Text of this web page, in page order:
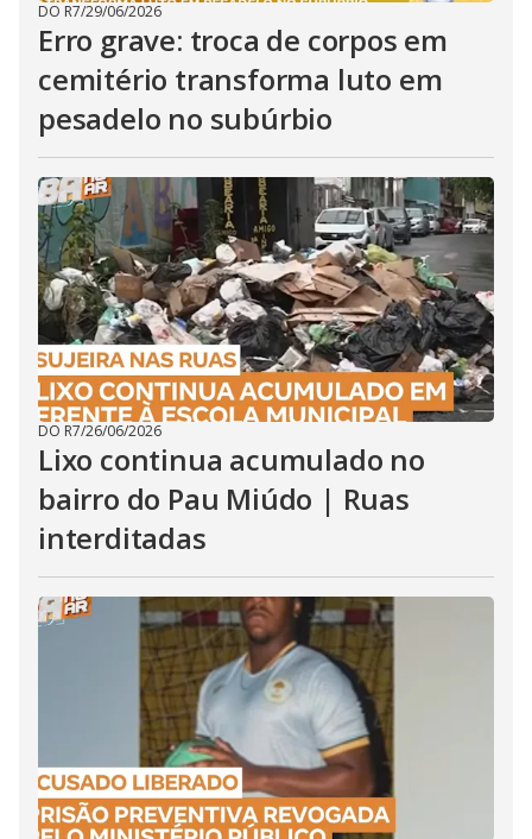
DO R7/29/06/2026
Erro grave: troca de corpos em
cemitério transforma luto em
pesadelo no subúrbio
DO R7/26/06/2026
Lixo continua acumulado no
bairro do Pau Miúdo | Ruas
interditadas